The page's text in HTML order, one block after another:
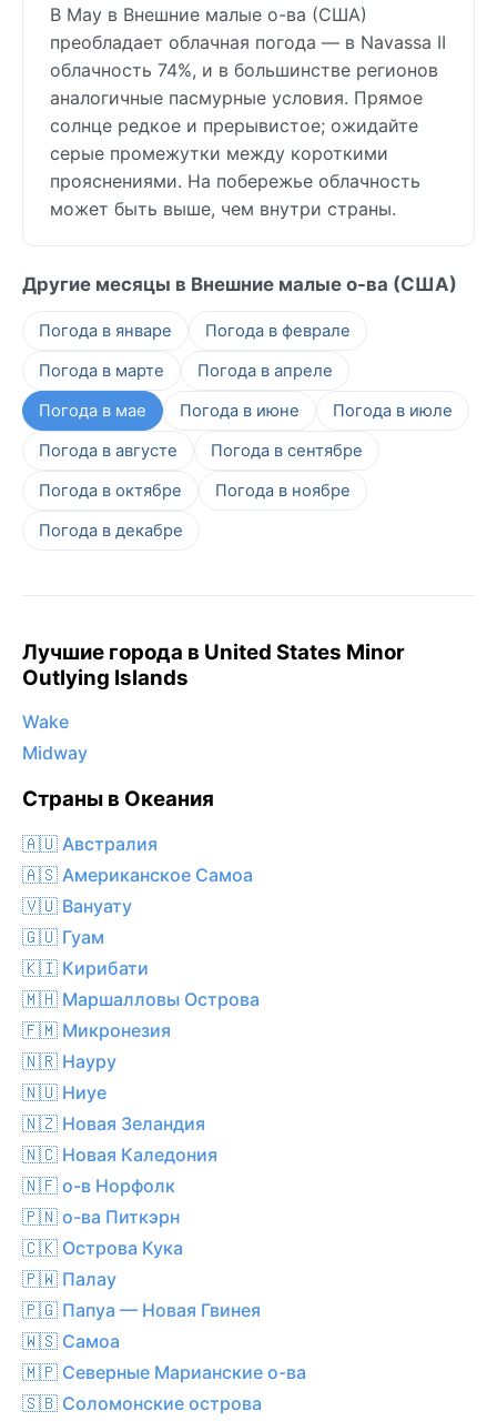
В May в Внешние малые о-ва (США)
преобладает облачная погода — в Navassa II
облачность 74%, и в большинстве регионов
аналогичные пасмурные условия. Прямое
солнце редкое и прерывистое; ожидайте
серые промежутки между короткими
прояснениями. На побережье облачность
может быть выше, чем внутри страны.
Другие месяцы в Внешние малые о-ва (США)
Погода в январе
Погода в феврале
Погода в марте
Погода в апреле
Погода в мае
Погода в июне
Погода в июле
Погода в августе
Погода в сентябре
Погода в октябре
Погода в ноябре
Погода в декабре
Лучшие города в United States Minor
Outlying Islands
Wake
Midway
Страны в Океания
🇦🇺 Австралия
🇦🇸 Американское Самоа
🇻🇺 Вануату
🇬🇺 Гуам
🇰🇮 Кирибати
🇲🇭 Маршалловы Острова
🇫🇲 Микронезия
🇳🇷 Науру
🇳🇺 Ниуе
🇳🇿 Новая Зеландия
🇳🇨 Новая Каледония
🇳🇫 о-в Норфолк
🇵🇳 о-ва Питкэрн
🇨🇰 Острова Кука
🇵🇼 Палау
🇵🇬 Папуа — Новая Гвинея
🇼🇸 Самоа
🇲🇵 Северные Марианские о-ва
🇸🇧 Соломонские острова